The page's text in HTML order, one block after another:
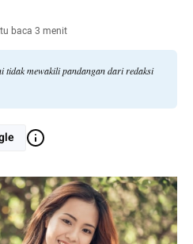
baca 3 menit
mewakili pandangan dari redaksi